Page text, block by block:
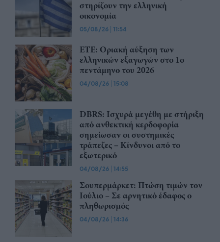
στηρίζουν την ελληνική
οικονομία
05/08/26 | 11:54
ΕΤΕ: Οριακή αύξηση των
ελληνικών εξαγωγών στο 1ο
πεντάμηνο του 2026
04/08/26 | 15:08
DBRS: Ισχυρά μεγέθη με στήριξη
από ανθεκτική κερδοφορία
σημείωσαν οι συστημικές
τράπεζες – Kίνδυνοι από το
εξωτερικό
04/08/26 | 14:55
Σουπερμάρκετ: Πτώση τιμών τον
Ιούλιο – Σε αρνητικό έδαφος ο
πληθωρισμός
04/08/26 | 14:36